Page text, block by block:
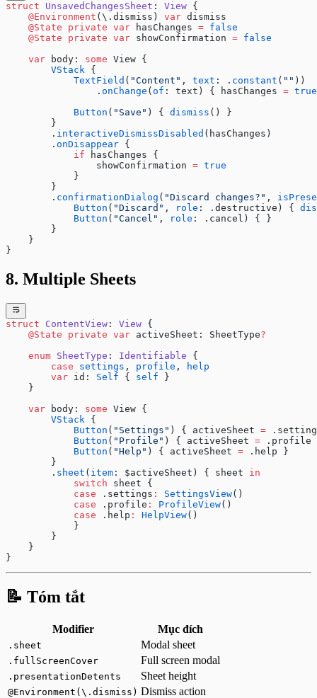
struct UnsavedChangesSheet : View {
    @Environment
(\.dismiss) var dismiss
    @State
private var hasChanges = false
    @State
private var showConfirmation = false
    var
body: some View {
        VStack
{
            TextField
( "Content" , text : . constant ( "" ))
                .
onChange ( of : text) { hasChanges = true
            Button
( "Save" ) { dismiss () }
        }
        .
interactiveDismissDisabled (hasChanges)
        .
onDisappear {
            if
hasChanges {
                showConfirmation
= true
            }
        }
        .
confirmationDialog ( "Discard changes?" ,
            Button
( "Discard" , role : .destructive) {
            Button
( "Cancel" , role : .cancel) { }
        }
    }
}
8. Multiple Sheets
struct ContentView : View {
    @State
private var activeSheet: SheetType?
    enum
SheetType : Identifiable {
        case
settings , profile ,
help
        var
id: Self { self }
    }
    var
body: some View {
        VStack
{
            Button
( "Settings" ) { activeSheet =
            Button
( "Profile" ) { activeSheet = .profile
            Button
( "Help" ) { activeSheet = .help }
        }
        .
sheet ( item : $activeSheet) { sheet in
            switch
sheet {
            case
.settings : SettingsView()
            case
.profile : ProfileView()
            case
.help : HelpView()
            }
        }
    }
}
📝 Tóm tắt
Modifier Mục đích
.sheet Modal sheet
.fullScreenCover Full screen modal
.presentationDetents Sheet height
@Environment(\.dismiss) Dismiss action